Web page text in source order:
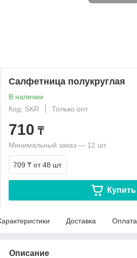
Салфетница полукруглая
В наличии
Код: SKR
Только опт
710 ₸
Минимальный заказ — 12 шт.
709 ₸ от 48 шт.
Купить
Доставка Оплата
Описание